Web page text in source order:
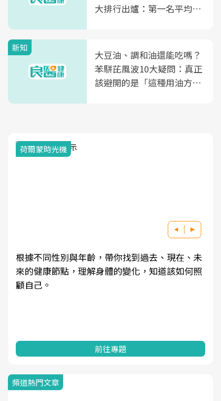
大排行出爐：第一名平均一
新知
大豆油、調和油還能吃嗎？
苯駢芘風波10大疑問：真正
該避開的是「這種用油方
荷爾蒙時光機
根據不同性別與年齡，帶你找到過去、現在、未
來的健康節點，理解身體的變化，知道該如何照
顧自己。
前往專題
頻道熱門文章